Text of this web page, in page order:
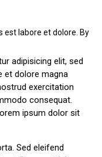
est labore et dolore. By
adipisicing elit, sed
et dolore magna
exercitation
consequat.
ipsum dolor sit
Sed eleifend